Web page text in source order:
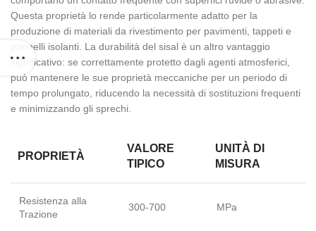
Questa proprietà lo rende particolarmente adatto per la
produzione di materiali da rivestimento per pavimenti, tappeti e
pannelli isolanti. La durabilità del sisal è un altro vantaggio
significativo: se correttamente protetto dagli agenti atmosferici,
può mantenere le sue proprietà meccaniche per un periodo di
tempo prolungato, riducendo la necessità di sostituzioni frequenti
e minimizzando gli sprechi.
PROPRIETÀ
VALORE
TIPICO
UNITÀ DI
MISURA
Resistenza alla
Trazione
300-700 MPa